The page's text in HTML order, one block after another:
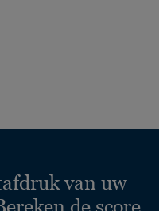
van uw
de score